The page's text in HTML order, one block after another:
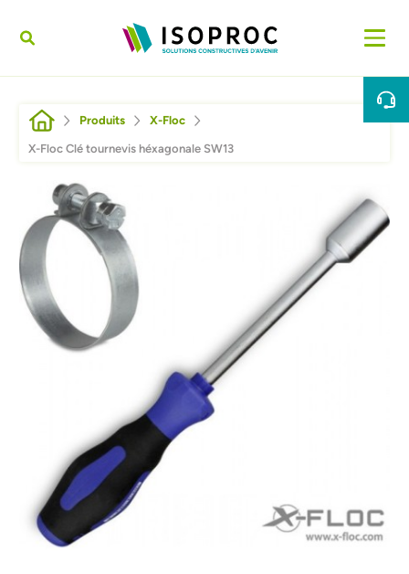
Fil d'Ariane
Produits X-Floc
X-Floc Clé tournevis héxagonale SW13
Afbeelding